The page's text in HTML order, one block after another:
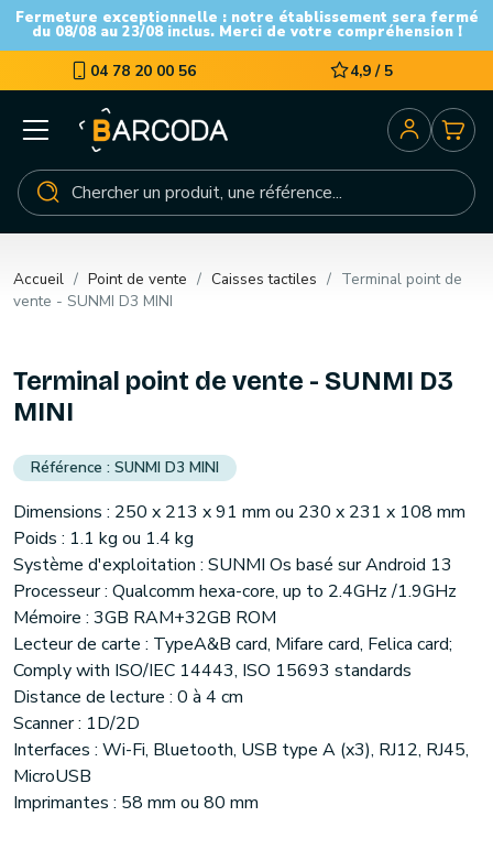
Fermeture exceptionnelle : notre établissement sera fermé
du 08/08 au 23/08 inclus. Merci de votre compréhension !
04 78 20 00 56 4,9 / 5
Accueil Point de vente Caisses tactiles
Terminal point de
vente - SUNMI D3 MINI
Terminal point de vente - SUNMI D3
MINI
SUNMI D3 MINI
Dimensions : 250 x 213 x 91 mm ou 230 x 231 x 108 mm
Poids : 1.1 kg ou 1.4 kg
Système d'exploitation : SUNMI Os basé sur Android 13
Processeur : Qualcomm hexa-core, up to 2.4GHz /1.9GHz
Mémoire : 3GB RAM+32GB ROM
Lecteur de carte : TypeA&B card, Mifare card, Felica card;
Comply with ISO/IEC 14443, ISO 15693 standards
Distance de lecture : 0 à 4 cm
Scanner : 1D/2D
Interfaces : Wi-Fi, Bluetooth, USB type A (x3), RJ12, RJ45,
MicroUSB
Imprimantes : 58 mm ou 80 mm